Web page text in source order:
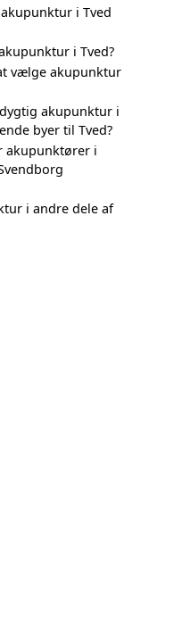
i Tved
i Tved?
vælge akupunktur
akupunktur i
byer til Tved?
akupunktører i
i andre dele af